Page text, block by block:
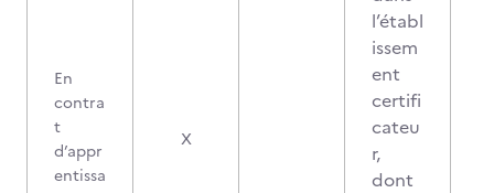
En
contra
t
d’appr
entissa
X
l’établ
issem
ent
certifi
cateu
r,
dont